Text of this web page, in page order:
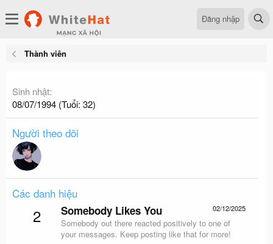
Đăng nhập
Thành viên
Sinh nhật
08/07/1994 (Tuổi: 32)
Người theo dõi
Các danh hiệu
2 02/12/2025
Somebody Likes You
Somebody out there reacted positively to one of
your messages. Keep posting like that for more!